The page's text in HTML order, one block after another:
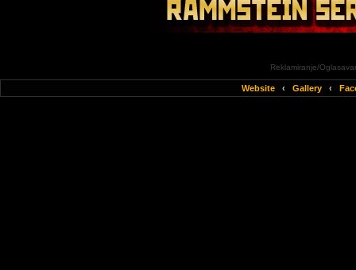
Reklamiranje/
Website ‹ Gallery ‹